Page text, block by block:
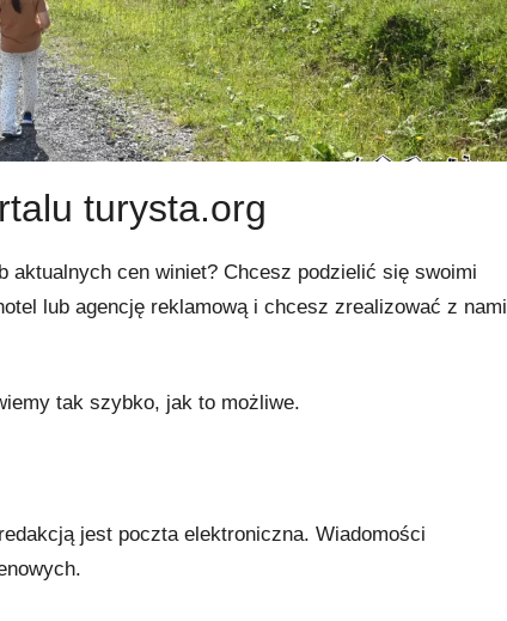
turysta.org
aktualnych cen winiet? Chcesz podzielić się swoimi
lub agencję reklamową i chcesz zrealizować z nami
tak szybko, jak to możliwe.
jest poczta elektroniczna. Wiadomości